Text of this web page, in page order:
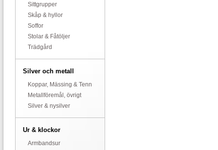
Sittgrupper
Skåp & hyllor
Soffor
Stolar & Fåtöljer
Trädgård
Silver och metall
Koppar, Mässing & Tenn
Metallföremål, övrigt
Silver & nysilver
Ur & klockor
Armbandsur